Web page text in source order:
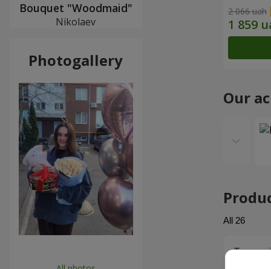
2 066 uah
Our
All 26
Тетяна
Bouquet "Woodmaid"
Nikolaev
Photogallery